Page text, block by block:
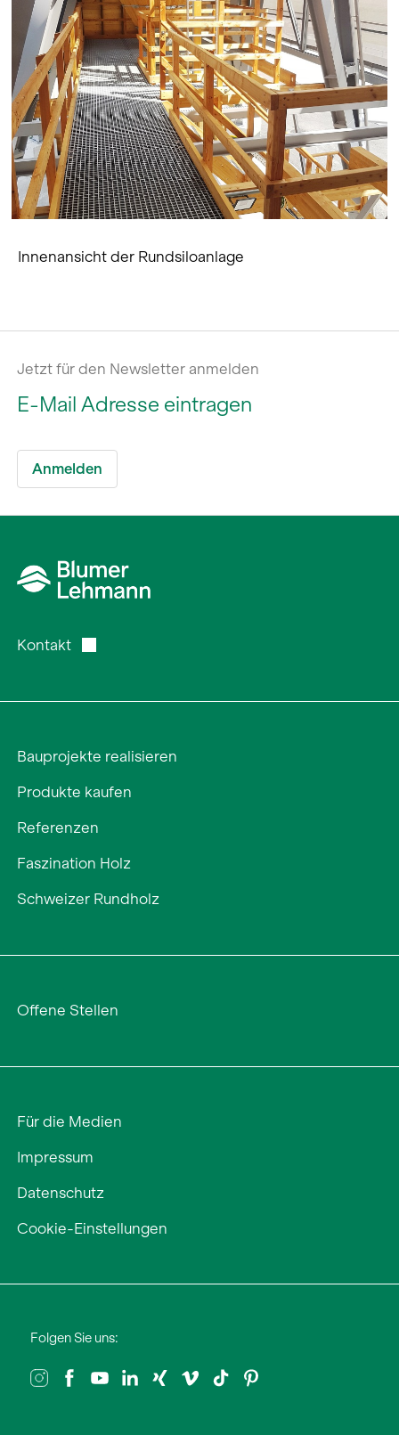
Innenansicht der Rundsiloanlage
Jetzt für den Newsletter anmelden
Kontakt
Bauprojekte realisieren
Produkte kaufen
Referenzen
Faszination Holz
Schweizer Rundholz
Offene Stellen
Für die Medien
Impressum
Datenschutz
Cookie-Einstellungen
Folgen Sie uns: